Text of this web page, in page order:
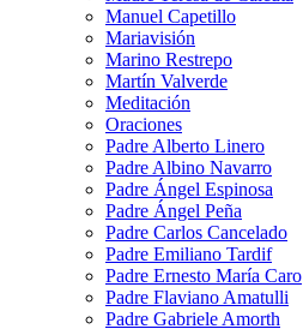
Manuel Capetillo
Mariavisión
Marino Restrepo
Martín Valverde
Meditación
Oraciones
Padre Alberto Linero
Padre Albino Navarro
Padre Ángel Espinosa
Padre Ángel Peña
Padre Carlos Cancelado
Padre Emiliano Tardif
Padre Ernesto María Caro
Padre Flaviano Amatulli
Padre Gabriele Amorth